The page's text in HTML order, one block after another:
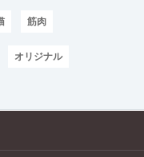
筋肉
オリジナル